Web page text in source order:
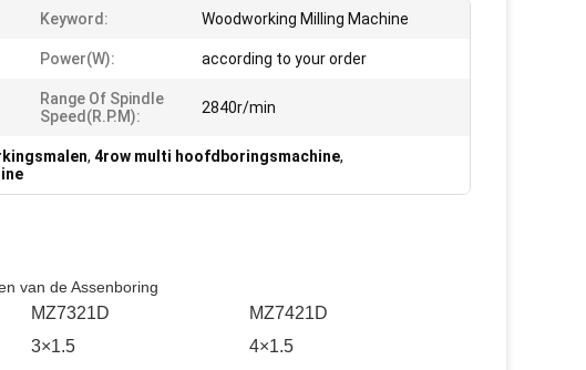
Keyword: Woodworking Milling Machine
Power(w): according to your order
Range Of Spindle
Speed(r.p.m):
2840r/min
, 4row multi hoofdboringsmachine,
van de Assenboring
MZ7321D
MZ7421D
3×1.5
4×1.5